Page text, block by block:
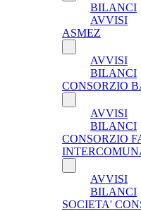
BILANCI
AVVISI
ASMEZ
AVVISI
BILANCI
CONSORZIO
AVVISI
BILANCI
CONSORZIO
AVVISI
BILANCI
SOCIETA'